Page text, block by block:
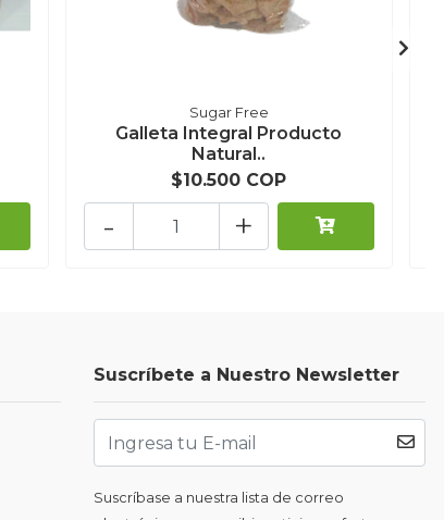
Sugar Free
Galleta Integral Producto
Natural..
$10.500 COP
+
-
Suscríbete a Nuestro Newsletter
Suscríbase a nuestra lista de correo